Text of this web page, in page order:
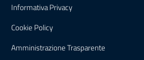
Informativa Privacy
Cookie Policy
Amministrazione Trasparente